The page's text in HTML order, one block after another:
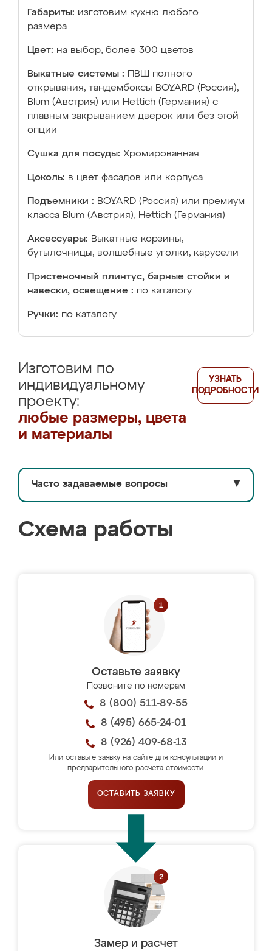
Габариты: изготовим кухню любого
размера
Цвет: на выбор, более 300 цветов
Выкатные системы :
ПВШ полного
открывания, тандембоксы BOYARD (Россия),
Blum (Австрия) или Hettich (Германия) с
плавным закрыванием дверок или без этой
опции
Сушка для посуды: Хромированная
Цоколь: в цвет фасадов или корпуса
Подъемники : BOYARD (Россия) или премиум
класса Blum (Австрия), Hettich (Германия)
Аксессуары: Выкатные корзины,
бутылочницы, волшебные уголки, карусели
Пристеночный плинтус, барные стойки и
навески, освещение : по каталогу
Ручки: по каталогу
Изготовим по
индивидуальному
проекту:
любые размеры, цвета
и материалы
УЗНАТЬ
ПОДРОБНОСТИ
Часто задаваемые вопросы ▼
Схема работы
Оставьте заявку
Позвоните по номерам
8 (800) 511-89-55
8 (495) 665-24-01
8 (926) 409-68-13
Или оставьте заявку на сайте для консультации и
предварительного расчёта стоимости.
ОСТАВИТЬ ЗАЯВКУ
Замер и расчет